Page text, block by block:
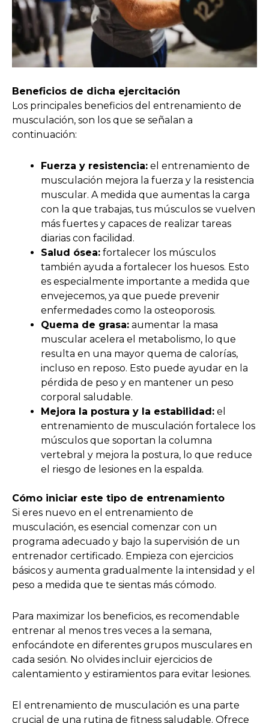
Beneficios de dicha ejercitación
Los principales beneficios del entrenamiento de
musculación, son los que se señalan a
continuación:
Fuerza y resistencia: el entrenamiento de
musculación mejora la fuerza y la resistencia
muscular. A medida que aumentas la carga
con la que trabajas, tus músculos se vuelven
más fuertes y capaces de realizar tareas
diarias con facilidad.
Salud ósea: fortalecer los músculos
también ayuda a fortalecer los huesos. Esto
es especialmente importante a medida que
envejecemos, ya que puede prevenir
enfermedades como la osteoporosis.
Quema de grasa: aumentar la masa
muscular acelera el metabolismo, lo que
resulta en una mayor quema de calorías,
incluso en reposo. Esto puede ayudar en la
pérdida de peso y en mantener un peso
corporal saludable.
Mejora la postura y la estabilidad: el
entrenamiento de musculación fortalece los
músculos que soportan la columna
vertebral y mejora la postura, lo que reduce
el riesgo de lesiones en la espalda.
Cómo iniciar este tipo de entrenamiento
Si eres nuevo en el entrenamiento de
musculación, es esencial comenzar con un
programa adecuado y bajo la supervisión de un
entrenador certificado. Empieza con ejercicios
básicos y aumenta gradualmente la intensidad y el
peso a medida que te sientas más cómodo.
Para maximizar los beneficios, es recomendable
entrenar al menos tres veces a la semana,
enfocándote en diferentes grupos musculares en
cada sesión. No olvides incluir ejercicios de
calentamiento y estiramientos para evitar lesiones.
El entrenamiento de musculación es una parte
crucial de una rutina de fitness saludable. Ofrece